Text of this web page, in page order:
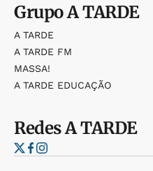
GrupoA TARDE
A TARDE
A TARDE FM
MASSA!
A TARDE EDUCAÇÃO
RedesA TARDE